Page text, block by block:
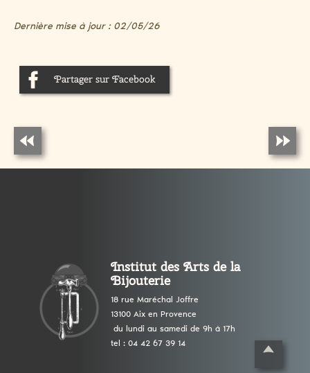
Dernière mise à jour : 02/05/26
Partager sur Facebook
Institut des Arts de la
Bijouterie
18 rue Maréchal Joffre
13100 Aix en Provence
du lundi au samedi de 9h à 17h
tel : 04 42 67 39 14